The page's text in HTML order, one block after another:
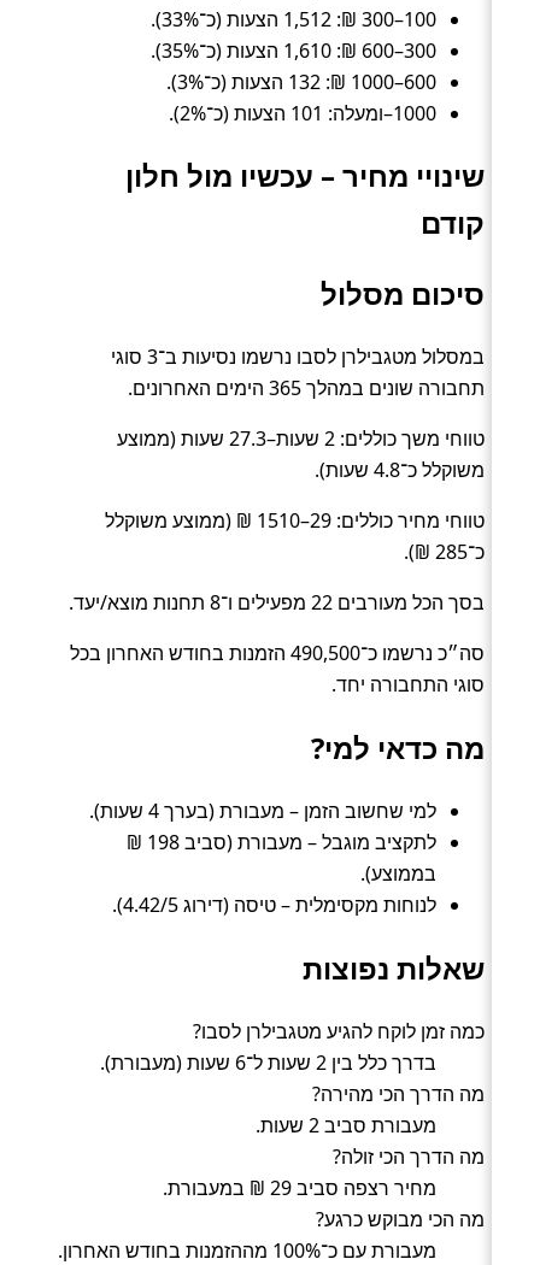
100–300 ₪: 1,512 הצעות (כ־33%).
300–600 ₪: 1,610 הצעות (כ־35%).
600–1000 ₪: 132 הצעות (כ־3%).
1000–ומעלה: 101 הצעות (כ־2%).
שינויי מחיר – עכשיו מול חלון
קודם
סיכום מסלול
במסלול מטגבילרן לסבו נרשמו נסיעות ב־3 סוגי
תחבורה שונים במהלך 365 הימים האחרונים.
טווחי משך כוללים: 2 שעות–27.3 שעות (ממוצע
משוקלל כ־4.8 שעות).
טווחי מחיר כוללים: 29–1510 ₪ (ממוצע משוקלל
כ־285 ₪).
בסך הכל מעורבים 22 מפעילים ו־8 תחנות מוצא/יעד.
סה״כ נרשמו כ־490,500 הזמנות בחודש האחרון בכל
סוגי התחבורה יחד.
מה כדאי למי?
למי שחשוב הזמן – מעבורת (בערך 4 שעות).
לתקציב מוגבל – מעבורת (סביב 198 ₪
בממוצע).
לנוחות מקסימלית – טיסה (דירוג 4.42/5).
שאלות נפוצות
כמה זמן לוקח להגיע מטגבילרן לסבו?
בדרך כלל בין 2 שעות ל־6 שעות (מעבורת).
מה הדרך הכי מהירה?
מעבורת סביב 2 שעות.
מה הדרך הכי זולה?
מחיר רצפה סביב 29 ₪ במעבורת.
מה הכי מבוקש כרגע?
מעבורת עם כ־100% מההזמנות בחודש האחרון.